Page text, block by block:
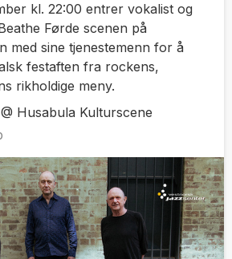
kl. 22:00 entrer vokalist og
Førde scenen på
med sine tjenestemenn for å
festaften fra rockens,
rikholdige meny.
Husabula Kulturscene